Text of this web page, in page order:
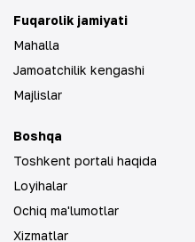
Fuqarolik jamiyati
Mahalla
Jamoatchilik kengashi
Majlislar
Boshqa
Toshkent portali haqida
Loyihalar
Ochiq ma'lumotlar
Xizmatlar